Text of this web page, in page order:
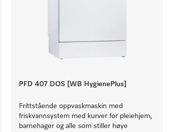
PFD 407 DOS [WB HygienePlus]
Frittstående oppvaskmaskin med
friskvannsystem med kurver for pleiehjem,
barnehager og alle som stiller høye